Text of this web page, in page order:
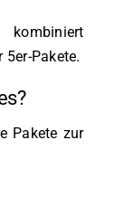
kombiniert
5er-Pakete.
Pakete zur